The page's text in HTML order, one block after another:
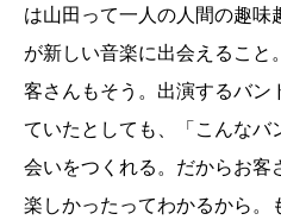
は山田って一人の人間の趣
が新しい音楽に出会えること
客さんもそう。出演するバ
ていたとしても、「こんなバ
会いをつくれる。だからお客
楽しかったってわかるから。